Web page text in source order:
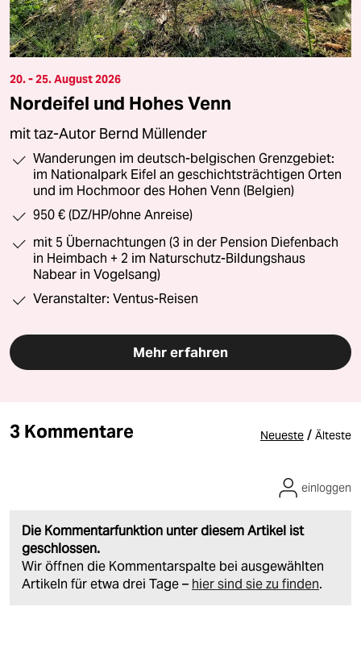
20. - 25. August 2026
Nordeifel und Hohes Venn
mit taz-Autor Bernd Müllender
Wanderungen im deutsch-belgischen Grenzgebiet:
im Nationalpark Eifel an geschichtsträchtigen Orten
und im Hochmoor des Hohen Venn (Belgien)
950 € (DZ/HP/ohne Anreise)
mit 5 Übernachtungen (3 in der Pension Diefenbach
in Heimbach + 2 im Naturschutz-Bildungshaus
Nabear in Vogelsang)
Veranstalter: Ventus-Reisen
Mehr erfahren
3 Kommentare Neueste / Älteste
Die Kommentarfunktion unter diesem Artikel ist
geschlossen.
Wir öffnen die Kommentarspalte bei ausgewählten
Artikeln für etwa drei Tage – hier sind sie zu finden.
einloggen